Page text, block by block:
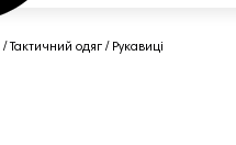
Тактичний одяг Рукавиці